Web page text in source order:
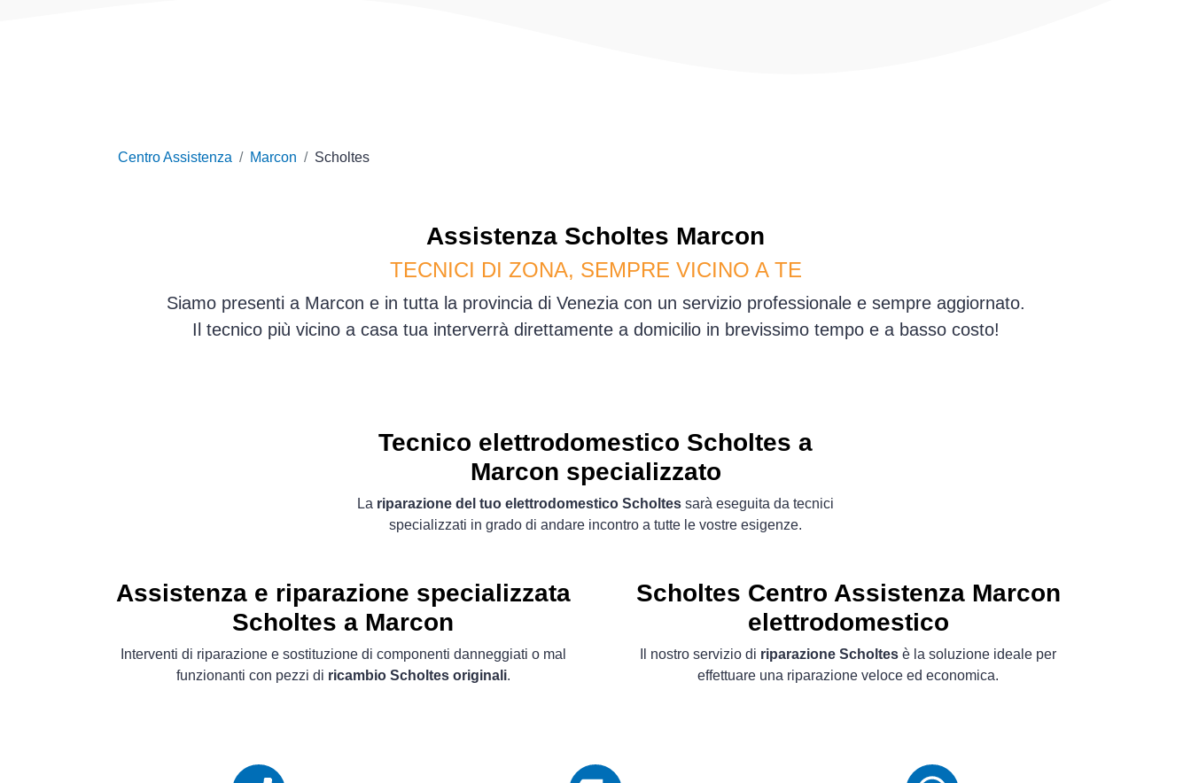
Centro Assistenza Marcon Scholtes
Assistenza Scholtes Marcon
TECNICI DI ZONA, SEMPRE VICINO A TE
Siamo presenti a Marcon e in tutta la provincia di Venezia con un servizio professionale e sempre aggiornato.
Il tecnico più vicino a casa tua interverrà direttamente a domicilio in brevissimo tempo e a basso costo!
Tecnico elettrodomestico Scholtes a
Marcon specializzato
La riparazione del tuo elettrodomestico Scholtes sarà eseguita da tecnici
specializzati in grado di andare incontro a tutte le vostre esigenze.
Assistenza e riparazione specializzata
Scholtes a Marcon
Interventi di riparazione e sostituzione di componenti danneggiati o mal
funzionanti con pezzi di ricambio Scholtes originali.
Scholtes Centro Assistenza Marcon
elettrodomestico
Il nostro servizio di riparazione Scholtes è la soluzione ideale per
effettuare una riparazione veloce ed economica.